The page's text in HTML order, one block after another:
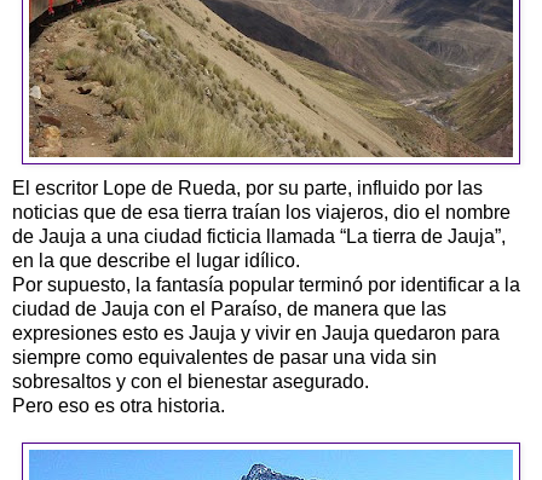
El escritor Lope de Rueda, por su parte, influido por las
noticias que de esa tierra traían los viajeros, dio el nombre
de Jauja a una ciudad ficticia llamada “La tierra de Jauja”,
en la que describe el lugar idílico.
Por supuesto, la fantasía popular terminó por identificar a la
ciudad de Jauja con el Paraíso, de manera que las
expresiones esto es Jauja y vivir en Jauja quedaron para
siempre como equivalentes de pasar una vida sin
sobresaltos y con el bienestar asegurado.
Pero eso es otra historia.